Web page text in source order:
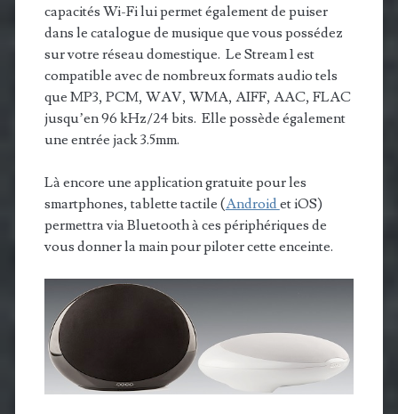
capacités Wi-Fi lui permet également de puiser
dans le catalogue de musique que vous possédez
sur votre réseau domestique. Le Stream 1 est
compatible avec de nombreux formats audio tels
que MP3, PCM, WAV, WMA, AIFF, AAC, FLAC
jusqu’en 96 kHz/24 bits. Elle possède également
une entrée jack 3.5mm.
Là encore une application gratuite pour les
smartphones, tablette tactile (AndroidetiOS)
permettra via Bluetooth à ces périphériques de
vous donner la main pour piloter cette enceinte.